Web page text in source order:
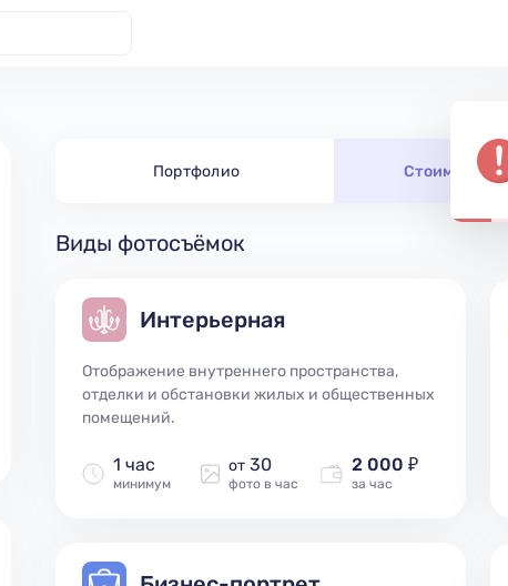
Портфолио Стоимость
Виды фотосъёмок
Интерьерная
Отображение внутреннего пространства,
отделки и обстановки жилых и общественных
помещений.
1 час
минимум
от 30
фото в час
2 000 ₽
за час